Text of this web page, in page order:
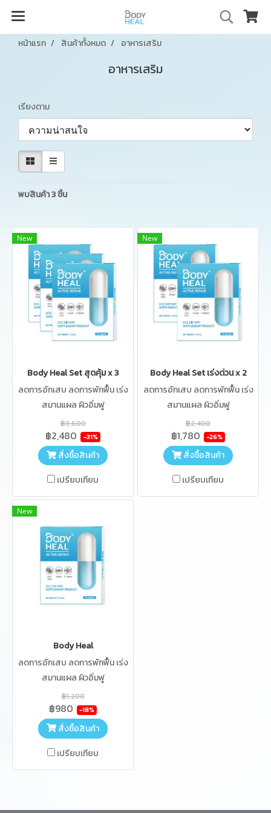
หน้าแรก สินค้าทั้งหมด อาหารเสริม
อาหารเสริม
เรียงตาม
พบสินค้า 3 ชิ้น
New
Body Heal Set สุดคุ้ม x 3
ลดการอักเสบ ลดการพักฟื้น เร่ง
สมานแผล ผิวอิ่มฟู
฿3,600
฿2,480 -31%
สั่งซื้อสินค้า
เปรียบเทียบ
New
Body Heal Set เร่งด่วน x 2
ลดการอักเสบ ลดการพักฟื้น เร่ง
สมานแผล ผิวอิ่มฟู
฿2,400
฿1,780 -26%
สั่งซื้อสินค้า
เปรียบเทียบ
New
Body Heal
ลดการอักเสบ ลดการพักฟื้น เร่ง
สมานแผล ผิวอิ่มฟู
฿1,200
฿980 -18%
สั่งซื้อสินค้า
เปรียบเทียบ